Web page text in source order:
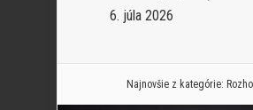
6. júla 2026
Najnovšie z kategórie: